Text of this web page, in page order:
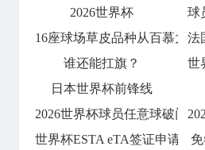
2026世界杯
球
16座球场草皮品种从百慕大到
法
谁还能扛旗？
世
日本世界杯前锋线
2026世界杯球员任意球破门会
世界杯ESTA eTA签证申请指南